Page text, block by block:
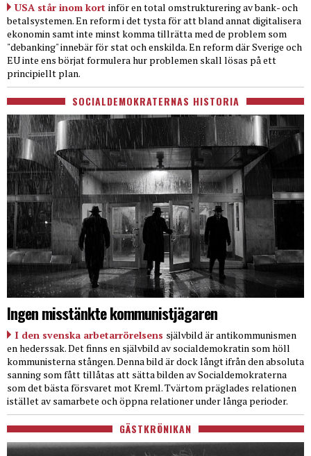
USA står inom kort inför en total omstrukturering av bank- och
betalsystemen. En reform i det tysta för att bland annat digitalisera
ekonomin samt inte minst komma tillrätta med de problem som
"debanking" innebär för stat och enskilda. En reform där Sverige och
EU inte ens börjat formulera hur problemen skall lösas på ett
principiellt plan.
SOCIALDEMOKRATERNAS HISTORIA
Ingen misstänkte kommunistjägaren
I den svenska arbetarrörelsens självbild är antikommunismen
en hederssak. Det finns en självbild av socialdemokratin som höll
kommunisterna stången. Denna bild är dock långt ifrån den absoluta
sanning som fått tillåtas att sätta bilden av Socialdemokraterna
som det bästa försvaret mot Kreml. Tvärtom präglades relationen
istället av samarbete och öppna relationer under långa perioder.
GÄSTKRÖNIKAN